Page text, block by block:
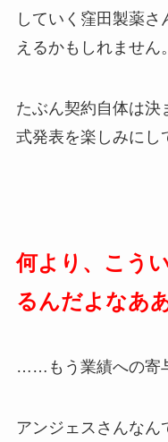
していく窪田製薬
えるかもしれません。
たぶん契約自体は決
式発表を楽しみにし
何より、こう
るんだよなあ
……もう業績への寄
アンジェスさんなん